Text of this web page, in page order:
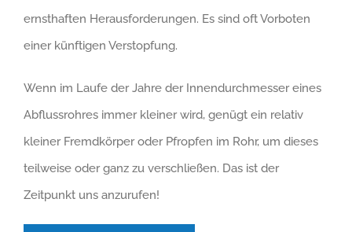
ernsthaften Herausforderungen. Es sind oft Vorboten
einer künftigen Verstopfung.
Wenn im Laufe der Jahre der Innendurchmesser eines
Abflussrohres immer kleiner wird, genügt ein relativ
kleiner Fremdkörper oder Pfropfen im Rohr, um dieses
teilweise oder ganz zu verschließen. Das ist der
Zeitpunkt uns anzurufen!